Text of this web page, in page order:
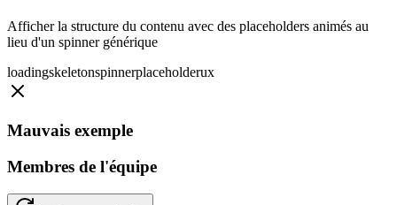
Afficher la structure du contenu avec des placeholders animés au
lieu d'un spinner générique
loadingskeletonspinnerplaceholderux
Mauvais exemple
Membres de l'équipe